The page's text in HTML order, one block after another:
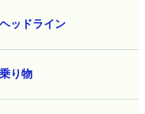
ヘッドライン
乗り物